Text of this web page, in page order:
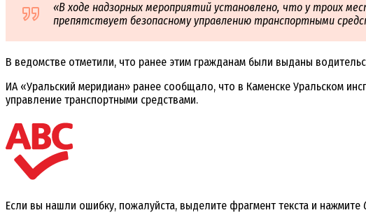
«В ходе надзорных мероприятий установлено, что у троих
препятствует безопасному управлению транспортными
В ведомстве отметили, что ранее этим гражданам были выданы
ИА «Уральский меридиан» ранее сообщало, что в Каменске Уральском
управление транспортными средствами.
Если вы нашли ошибку, пожалуйста, выделите фрагмент текста и нажмите